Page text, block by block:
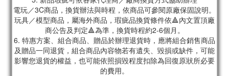
電玩／3C商品，換貨辦法與時程，依商品可參閱原廠保固說明。
玩具／模型商品，屬海外商品，瑕疵品換貨條件依🔺內文置頂廠
商公告及判定🔺為準，換貨時程約2-6個月。
6. 特惠方案、組合商品、贈品於辦理退貨時，應將組合銷售商品
及贈品一同退貨，組合商品內容物若有遺失、毀損或缺件，可能
影響您退貨的權益，也可能依照損毀程度扣除為回復原狀所必要
的費用。